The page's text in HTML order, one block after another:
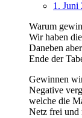
1. Juni
Warum
Wir haben
Daneben
Ende der
Gewinnen
Negative
welche die
Netz frei und